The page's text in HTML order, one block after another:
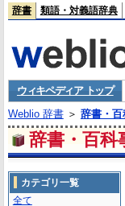
辞書 類語・対義語辞典
ウィキペディア トップ
Weblio 辞書＞ 辞書・百
辞書・百科
カテゴリ一覧
全て